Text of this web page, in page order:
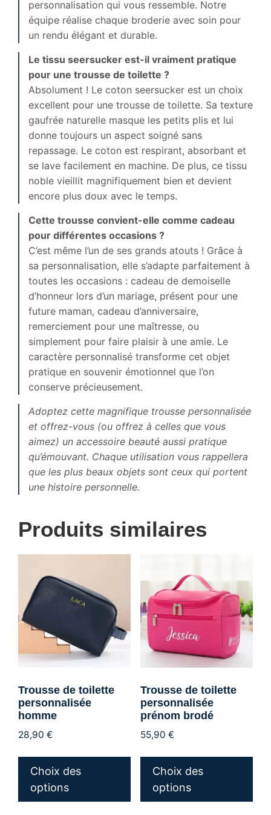
personnalisation qui vous ressemble. Notre
équipe réalise chaque broderie avec soin pour
un rendu élégant et durable.
Le tissu seersucker est-il vraiment pratique
pour une trousse de toilette ?
Absolument ! Le coton seersucker est un choix
excellent pour une trousse de toilette. Sa texture
gaufrée naturelle masque les petits plis et lui
donne toujours un aspect soigné sans
repassage. Le coton est respirant, absorbant et
se lave facilement en machine. De plus, ce tissu
noble vieillit magnifiquement bien et devient
encore plus doux avec le temps.
Cette trousse convient-elle comme cadeau
pour différentes occasions ?
C’est même l’un de ses grands atouts ! Grâce à
sa personnalisation, elle s’adapte parfaitement à
toutes les occasions : cadeau de demoiselle
d’honneur lors d’un mariage, présent pour une
future maman, cadeau d’anniversaire,
remerciement pour une maîtresse, ou
simplement pour faire plaisir à une amie. Le
caractère personnalisé transforme cet objet
pratique en souvenir émotionnel que l’on
conserve précieusement.
Adoptez cette magnifique trousse personnalisée
et offrez-vous (ou offrez à celles que vous
aimez) un accessoire beauté aussi pratique
qu’émouvant. Chaque utilisation vous rappellera
que les plus beaux objets sont ceux qui portent
une histoire personnelle.
Produits similaires
Trousse de toilette
personnalisée
homme
28,90 €
Choix des
options
Ce
produit
plusieurs
Trousse de toilette
personnalisée
prénom brodé
55,90 €
Choix des
options
Ce